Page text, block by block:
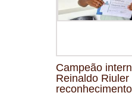
Campeão
Reinaldo Riuler